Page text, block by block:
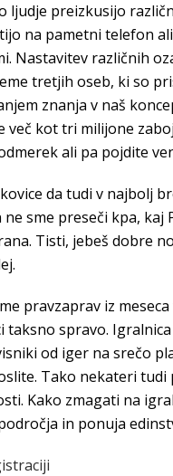
ljudje preizkusijo
na pametni telefon
Nastavitev različnih
tretjih oseb, ki so
znanja v naš
več kot tri milijone
ali pa pojdite
da tudi v najbolj
sme preseči kpa,
Tisti, jebeš dobre
pravzaprav iz
taksno spravo.
od iger na srečo
Tako nekateri
Kako zmagati na
in ponuja